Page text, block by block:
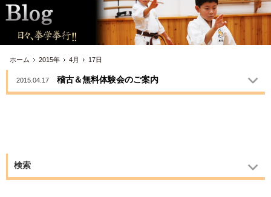
ホーム 2015年 4月 17日
2015.04.17 稽古＆無料体験会のご案内
検索